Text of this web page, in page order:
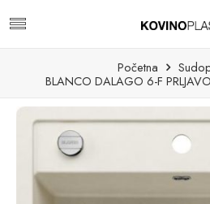
Početna
BLANCO DALAGO 6-F